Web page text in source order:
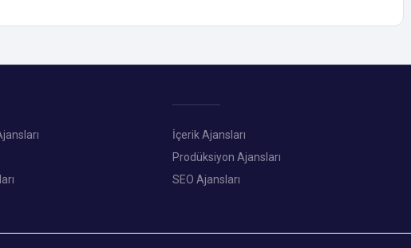
İçerik Ajansları
Prodüksiyon Ajansları
SEO Ajansları